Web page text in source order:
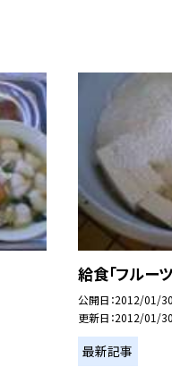
給食「フルー
公開日 2012/01/30
更新日 2012/01/30
最新記事